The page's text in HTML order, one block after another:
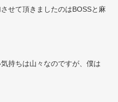
せて頂きましたのはBOSSと麻
持ちは山々なのですが、僕は